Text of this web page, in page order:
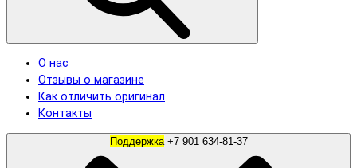
О нас
Отзывы о магазине
Как отличить оригинал
Контакты
Поддержка +7 901 634-81-37